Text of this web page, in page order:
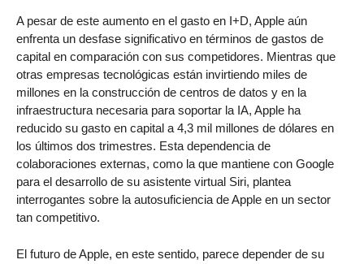
A pesar de este aumento en el gasto en I+D, Apple aún
enfrenta un desfase significativo en términos de gastos de
capital en comparación con sus competidores. Mientras que
otras empresas tecnológicas están invirtiendo miles de
millones en la construcción de centros de datos y en la
infraestructura necesaria para soportar la IA, Apple ha
reducido su gasto en capital a 4,3 mil millones de dólares en
los últimos dos trimestres. Esta dependencia de
colaboraciones externas, como la que mantiene con Google
para el desarrollo de su asistente virtual Siri, plantea
interrogantes sobre la autosuficiencia de Apple en un sector
tan competitivo.
El futuro de Apple, en este sentido, parece depender de su